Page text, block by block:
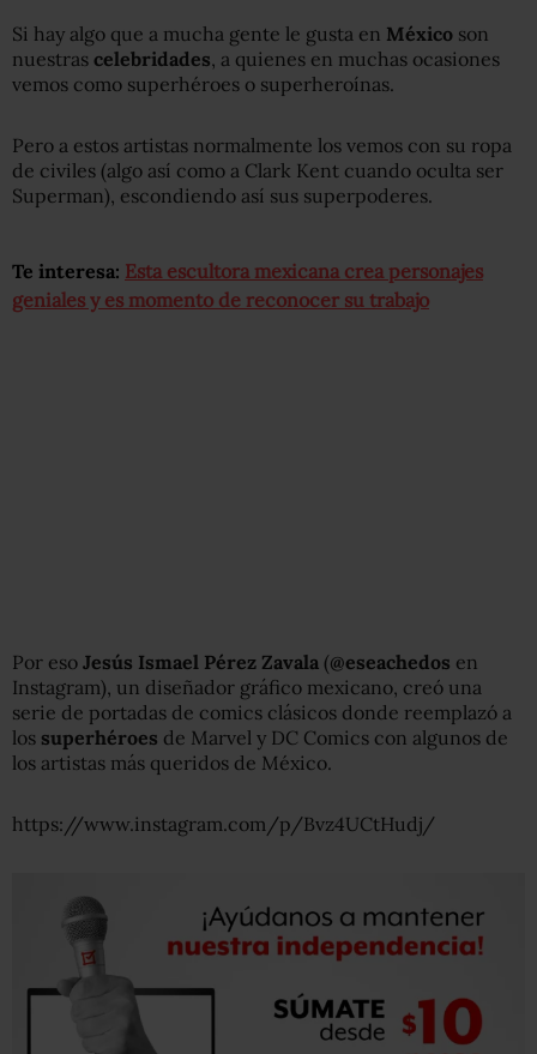
Si hay algo que a mucha gente le gusta en México son
nuestras celebridades, a quienes en muchas ocasiones
vemos como superhéroes o superheroínas.
Pero a estos artistas normalmente los vemos con su ropa
de civiles (algo así como a Clark Kent cuando oculta ser
Superman), escondiendo así sus superpoderes.
Te interesa: Esta escultora mexicana crea personajes
geniales y es momento de reconocer su trabajo
Por eso Jesús Ismael Pérez Zavala (@eseachedos en
Instagram), un diseñador gráfico mexicano, creó una
serie de portadas de comics clásicos donde reemplazó a
los superhéroes de Marvel y DC Comics con algunos de
los artistas más queridos de México.
https://www.instagram.com/p/Bvz4UCtHudj/